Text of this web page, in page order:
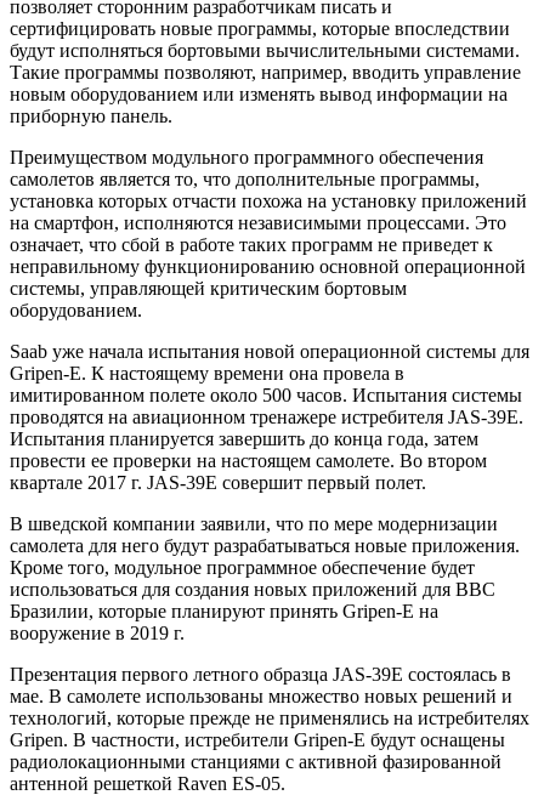
позволяет сторонним разработчикам писать и
сертифицировать новые программы, которые впоследствии
будут исполняться бортовыми вычислительными системами.
Такие программы позволяют, например, вводить управление
новым оборудованием или изменять вывод информации на
приборную панель.
Преимуществом модульного программного обеспечения
самолетов является то, что дополнительные программы,
установка которых отчасти похожа на установку приложений
на смартфон, исполняются независимыми процессами. Это
означает, что сбой в работе таких программ не приведет к
неправильному функционированию основной операционной
системы, управляющей критическим бортовым
оборудованием.
Saab уже начала испытания новой операционной системы для
Gripen-E. К настоящему времени она провела в
имитированном полете около 500 часов. Испытания системы
проводятся на авиационном тренажере истребителя JAS-39E.
Испытания планируется завершить до конца года, затем
провести ее проверки на настоящем самолете. Во втором
квартале 2017 г. JAS-39E совершит первый полет.
В шведской компании заявили, что по мере модернизации
самолета для него будут разрабатываться новые приложения.
Кроме того, модульное программное обеспечение будет
использоваться для создания новых приложений для ВВС
Бразилии, которые планируют принять Gripen-E на
вооружение в 2019 г.
Презентация первого летного образца JAS-39E состоялась в
мае. В самолете использованы множество новых решений и
технологий, которые прежде не применялись на истребителях
Gripen. В частности, истребители Gripen-E будут оснащены
радиолокационными станциями с активной фазированной
антенной решеткой Raven ES-05.